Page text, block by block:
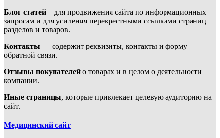
Блог статей – для продвижения сайта по информационных
запросам и для усиления перекрестными ссылками страниц
разделов и товаров.
Контакты — содержит реквизиты, контакты и форму
обратной связи.
Отзывы покупателей о товарах и в целом о деятельности
компании.
Иные страницы, которые привлекает целевую аудиторию на
сайт.
Медицинский сайт